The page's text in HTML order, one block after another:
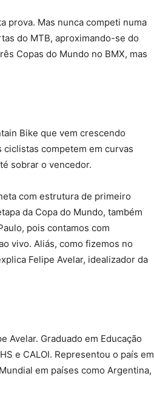
prova. Mas nunca competi numa
do MTB, aproximando-se do
Copas do Mundo no BMX, mas
Bike que vem crescendo
competem em curvas
sobrar o vencedor.
com estrutura de primeiro
da Copa do Mundo, também
pois contamos com
vivo. Aliás, como fizemos no
Felipe Avelar, idealizador da
Avelar. Graduado em Educação
e CALOI. Representou o país em
em países como Argentina,